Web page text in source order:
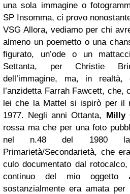
una sola immagine o
SP Insomma, ci provo
VSG Allora, vediamo per chi
almeno un poemetto o una
figurato, un’ode o un
Settanta, per Christie
dell’immagine, ma, in
l’anzidetta Farrah Fawcett, che,
lei che la Mattel si ispirò per il
1977. Negli anni Ottanta, Milly
rossa ma che per una foto
nel n.48 del 1980 la
Primarietà/Secondarietà, che
culo documentato dal
continuo del mio oggetto
sostanzialmente era amata